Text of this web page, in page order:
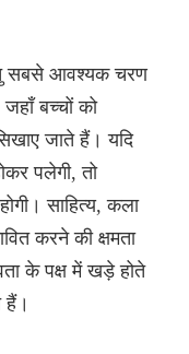
सबसे आवश्यक चरण
बच्चों को
जाते हैं। यदि
पलेगी, तो
साहित्य, कला
करने की क्षमता
के पक्ष में खड़े होते
हैं।